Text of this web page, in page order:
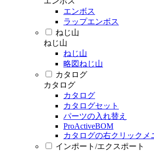
エンボス
ラップエンボス
ねじ山
ねじ山
ねじ山
略図ねじ山
カタログ
カタログ
カタログ
カタログセット
パーツの入れ替え
ProActiveBOM
カタログの右クリックメ
インポート/エクスポート